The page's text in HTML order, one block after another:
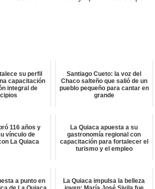
su perfil
capacitación
integral de
Santiago Cueto: la voz del
Chaco salteño que salió de un
pueblo pequeño para cantar en
grande
116 años y
vínculo de
La Quiaca
La Quiaca apuesta a su
gastronomía regional con
capacitación para fortalecer el
turismo y el empleo
a punto en
La Quiaca impulsa la belleza